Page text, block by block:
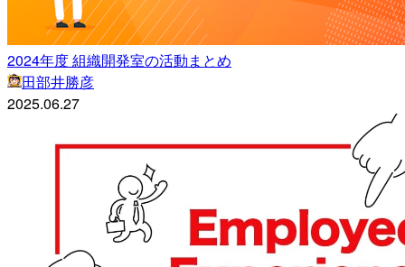
2024年度 組織開発室の活動まとめ
田部井勝彦
2025.06.27